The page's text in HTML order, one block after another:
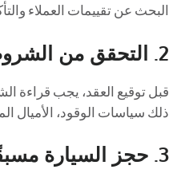
البحث عن تقييمات العملاء
2. التحقق من
قبل توقيع العقد، يجب قراءة
ذلك سياسات الوقود، الأميال
3. حجز السيارة